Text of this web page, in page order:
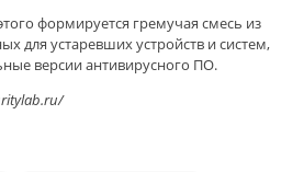
формируется гремучая смесь из
для устаревших устройств и систем,
версии антивирусного ПО.